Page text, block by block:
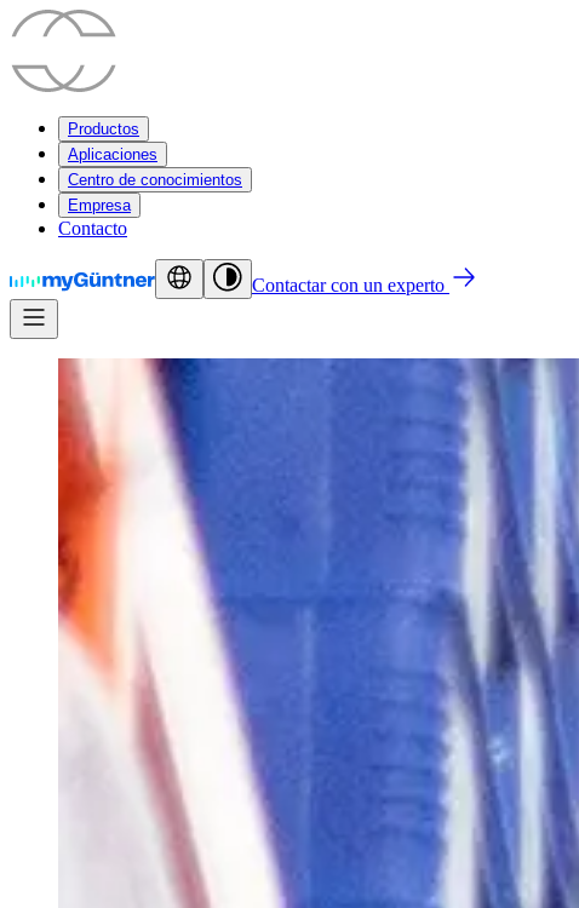
Productos
Aplicaciones
Centro de conocimientos
Empresa
Contacto
Contactar con un experto